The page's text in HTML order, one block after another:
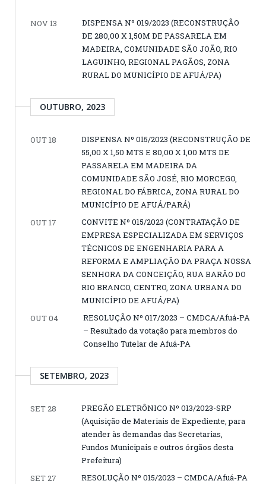
NOV 13
DISPENSA Nº 019/2023 (RECONSTRUÇÃO
DE 280,00 X 1,50M DE PASSARELA EM
MADEIRA, COMUNIDADE SÃO JOÃO, RIO
LAGUINHO, REGIONAL PAGÃOS, ZONA
RURAL DO MUNICÍPIO DE AFUÁ/PA)
OUTUBRO, 2023
OUT 18
DISPENSA Nº 015/2023 (RECONSTRUÇÃO DE
55,00 X 1,50 MTS E 80,00 X 1,00 MTS DE
PASSARELA EM MADEIRA DA
COMUNIDADE SÃO JOSÉ, RIO MORCEGO,
REGIONAL DO FÁBRICA, ZONA RURAL DO
MUNICÍPIO DE AFUÁ/PARÁ)
OUT 17
CONVITE Nº 015/2023 (CONTRATAÇÃO DE
EMPRESA ESPECIALIZADA EM SERVIÇOS
TÉCNICOS DE ENGENHARIA PARA A
REFORMA E AMPLIAÇÃO DA PRAÇA NOSSA
SENHORA DA CONCEIÇÃO, RUA BARÃO DO
RIO BRANCO, CENTRO, ZONA URBANA DO
MUNICÍPIO DE AFUÁ/PA)
OUT 04
RESOLUÇÃO Nº 017/2023 – CMDCA/Afuá-PA
– Resultado da votação para membros do
Conselho Tutelar de Afuá-PA
SETEMBRO, 2023
SET 28
PREGÃO ELETRÔNICO Nº 013/2023-SRP
(Aquisição de Materiais de Expediente, para
atender às demandas das Secretarias,
Fundos Municipais e outros órgãos desta
Prefeitura)
SET 27
RESOLUÇÃO Nº 015/2023 – CMDCA/Afuá-PA